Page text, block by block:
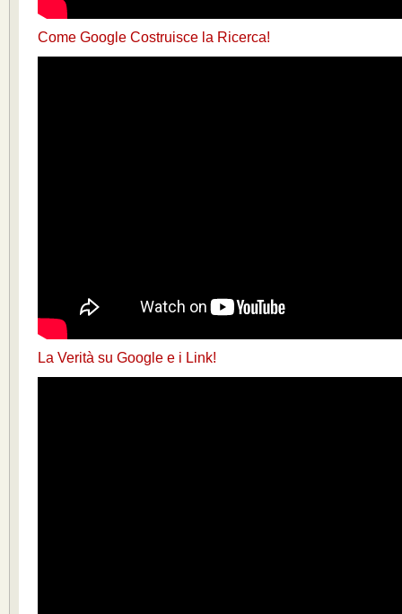
Come Google Costruisce la Ricerca!
La Verità su Google e i Link!